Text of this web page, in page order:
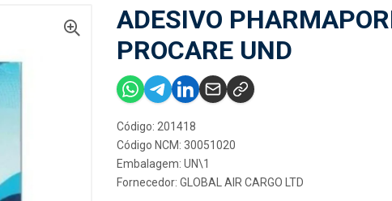
ADESIVO
PROCARE UND
Código: 201418
Código NCM: 30051020
Embalagem: UN\1
Fornecedor: GLOBAL AIR CARGO LTD